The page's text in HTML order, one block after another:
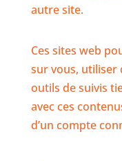
autre site.
Ces sites web
sur vous, utiliser
outils de suivis
avec ces
d’un compte